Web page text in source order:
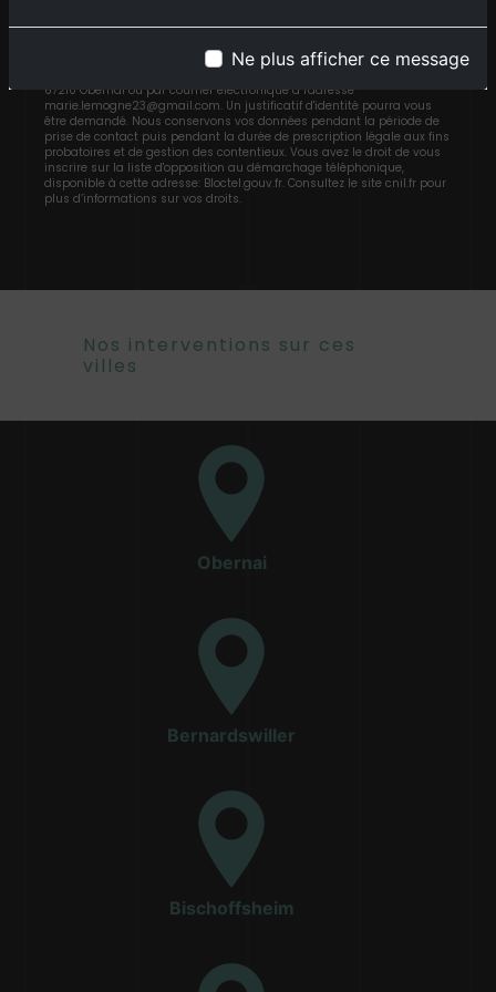
Ne plus afficher ce message
de retrait de votre consentement à tout moment et du droit
que d’organiser le sort de vos données post-mortem. Vous pouvez
exercer ces droits par voie postale à l'adresse 5 Rue de la Chapelle
67210 Obernai ou par courrier électronique à l'adresse
marie.lemogne23@gmail.com. Un justificatif d'identité pourra vous
être demandé. Nous conservons vos données pendant la période de
prise de contact puis pendant la durée de prescription légale aux fins
probatoires et de gestion des contentieux. Vous avez le droit de vous
inscrire sur la liste d'opposition au démarchage téléphonique,
disponible à cette adresse: Bloctel.gouv.fr. Consultez le site cnil.fr pour
plus d’informations sur vos droits.
Nos interventions sur ces
villes
Obernai
Bernardswiller
Bischoffsheim